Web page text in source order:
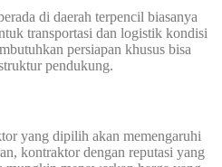
di daerah terpencil biasanya
transportasi dan logistik kondisi
persiapan khusus bisa
pendukung.
yang dipilih akan memengaruhi
kontraktor dengan reputasi yang